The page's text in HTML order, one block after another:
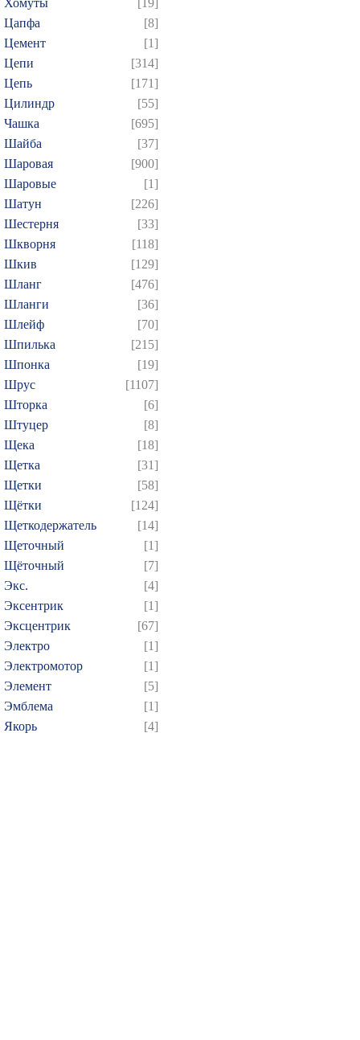
Хомуты
[19]
Цапфа
[8]
Цемент
[1]
Цепи
[314]
Цепь
[171]
Цилиндр
[55]
Чашка
[695]
Шайба
[37]
Шаровая
[900]
Шаровые
[1]
Шатун
[226]
Шестерня
[33]
Шкворня
[118]
Шкив
[129]
Шланг
[476]
Шланги
[36]
Шлейф
[70]
Шпилька
[215]
Шпонка
[19]
Шрус
[1107]
Шторка
[6]
Штуцер
[8]
Щека
[18]
Щетка
[31]
Щетки
[58]
Щётки
[124]
Щеткодержатель
[14]
Щеточный
[1]
Щёточный
[7]
Экс.
[4]
Эксентрик
[1]
Эксцентрик
[67]
Электро
[1]
Электромотор
[1]
Элемент
[5]
Эмблема
[1]
Якорь
[4]